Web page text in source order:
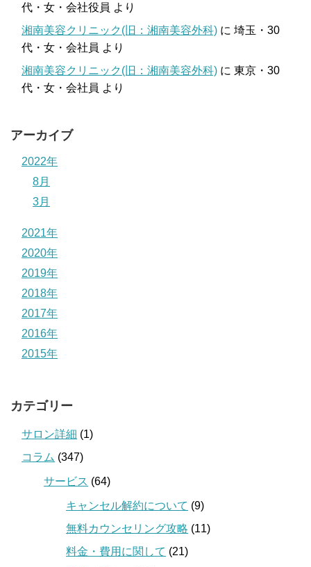
代・女・会社役員 より
湘南美容クリニック(旧：湘南美容外科) に 埼玉・30
代・女・会社員 より
湘南美容クリニック(旧：湘南美容外科) に 東京・30
代・女・会社員 より
アーカイブ
2022年
8月
3月
2021年
2020年
2019年
2018年
2017年
2016年
2015年
カテゴリー
サロン詳細 (1)
コラム (347)
サービス (64)
キャンセル解約について (9)
無料カウンセリング攻略 (11)
料金・費用に関して (21)